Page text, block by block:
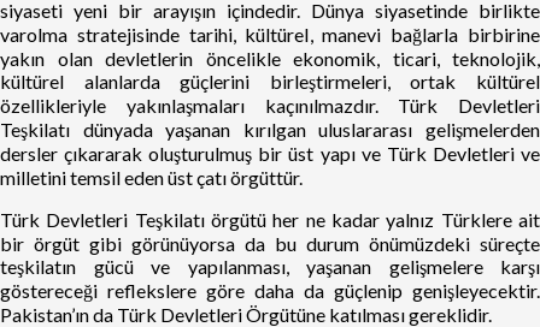
siyaseti yeni bir arayışın içindedir. Dünya siyasetinde birlikte
varolma stratejisinde tarihi, kültürel, manevi bağlarla birbirine
yakın olan devletlerin öncelikle ekonomik, ticari, teknolojik,
kültürel alanlarda güçlerini birleştirmeleri, ortak kültürel
özellikleriyle yakınlaşmaları kaçınılmazdır. Türk Devletleri
Teşkilatı dünyada yaşanan kırılgan uluslararası gelişmelerden
dersler çıkararak oluşturulmuş bir üst yapı ve Türk Devletleri ve
milletini temsil eden üst çatı örgüttür.
Türk Devletleri Teşkilatı örgütü her ne kadar yalnız Türklere ait
bir örgüt gibi görünüyorsa da bu durum önümüzdeki süreçte
teşkilatın gücü ve yapılanması, yaşanan gelişmelere karşı
göstereceği reflekslere göre daha da güçlenip genişleyecektir.
Pakistan’ın da Türk Devletleri Örgütüne katılması gereklidir.